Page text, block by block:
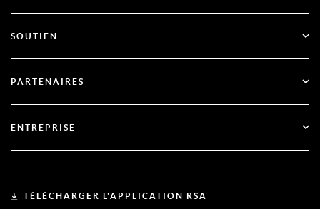
Authentification multifactorielle
Services financiers
Blog
Documentation
SOUTIEN
Soutien à la clientèle
PARTENAIRES
Devenir partenaire
ENTREPRISE
Leadership
TÉLÉCHARGER L'APPLICATION RSA